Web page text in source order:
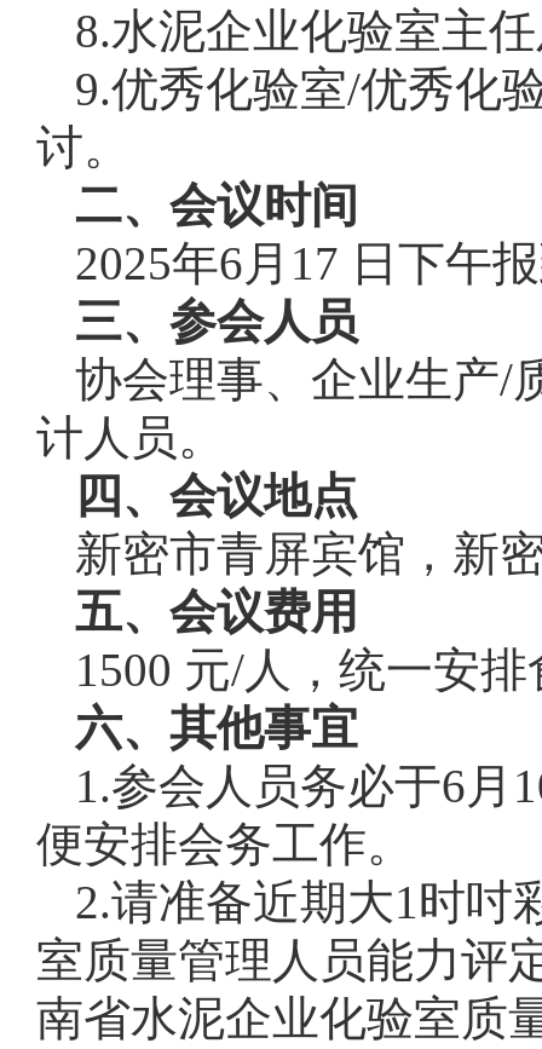
8.水泥企业化验室主
9.优秀化验室/优秀化
讨。
二、会议时间
2025年6月17 日下午
三、参会人员
协会理事、企业生产/
计人员。
四、会议地点
新密市青屏宾馆，新
五、会议费用
1500 元/人，统一安
六、其他事宜
1.参会人员务必于6月
便安排会务工作。
2.请准备近期大1时吋
室质量管理人员能力评
南省水泥企业化验室质